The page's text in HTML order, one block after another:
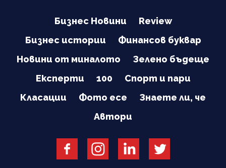
Бизнес Новини
Review
Бизнес истории
Финансов буквар
Новини от миналото
Зелено бъдеще
Експерти
100
Спорт и пари
Класации
Фото есе
Знаете ли, че
Автори